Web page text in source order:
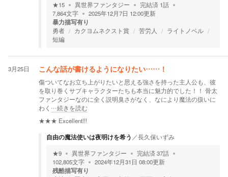
★15 異世界ファンタジー 完結済 1話
7,864文字 2025年12月7日 12:00更新
暴力描写有り
勇者 カクヨムネクスト賞 苦労人
ライトノベル
短編
3月25日 こんな話が書けるようになりたい……！
傷ついてなお立ち上がりたいと思える強さを持った主人公も、彼
を取り巻くサブキャラクターたちも本当に魅力的でした！！ 骨太
ファンタジーなのに全く説明臭さがなく、なにより魔法の扱いに
わく …続きを読む
★★★ Excellent!!!
自由の魔法使いは夜明けを希う ／長久保いずみ
★9 異世界ファンタジー 完結済37話
102,805文字 2024年12月31日 08:00更新
残酷描写有り